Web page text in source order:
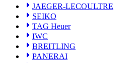
FRANCK MULLER
HUBLOT
BLANCPAIN
ZENITH
HARRY WINSTON
LOUIS VUITTON
CHANEL
JAEGER-LECOULTRE
SEIKO
TAG Heuer
IWC
BREITLING
PANERAI